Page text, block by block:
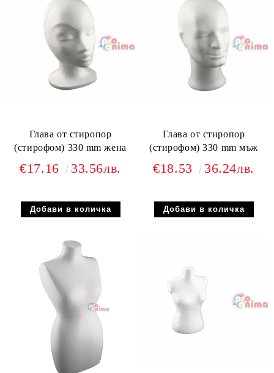
Глава от стиропор
(стирофом) 330 mm жена
€17.16 33.56лв.
Глава от стиропор
(стирофом) 330 mm мъж
€18.53 36.24лв.